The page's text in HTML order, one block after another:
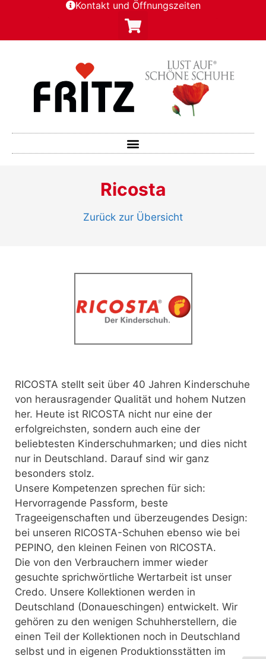
Kontakt und Öffnungszeiten
Ricosta
Zurück zur Übersicht
RICOSTA stellt seit über 40 Jahren Kinderschuhe
von herausragender Qualität und hohem Nutzen
her. Heute ist RICOSTA nicht nur eine der
erfolgreichsten, sondern auch eine der
beliebtesten Kinderschuhmarken; und dies nicht
nur in Deutschland. Darauf sind wir ganz
besonders stolz.
Unsere Kompetenzen sprechen für sich:
Hervorragende Passform, beste
Trageeigenschaften und überzeugendes Design:
bei unseren RICOSTA-Schuhen ebenso wie bei
PEPINO, den kleinen Feinen von RICOSTA.
Die von den Verbrauchern immer wieder
gesuchte sprichwörtliche Wertarbeit ist unser
Credo. Unsere Kollektionen werden in
Deutschland (Donaueschingen) entwickelt. Wir
gehören zu den wenigen Schuhherstellern, die
einen Teil der Kollektionen noch in Deutschland
selbst und in eigenen Produktionsstätten im